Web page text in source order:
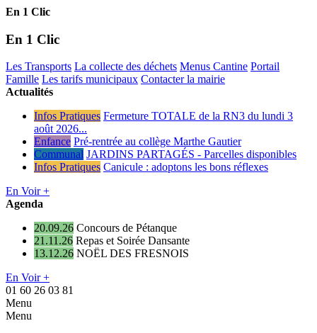
En 1 Clic
En 1 Clic
Les Transports La collecte des déchets Menus Cantine Portail
Famille Les tarifs municipaux Contacter la mairie
Actualités
Infos Pratiques Fermeture TOTALE de la RN3 du lundi 3
août 2026...
Enfance Pré-rentrée au collège Marthe Gautier
Communal JARDINS PARTAGÉS - Parcelles disponibles
Infos Pratiques Canicule : adoptons les bons réflexes
En Voir +
Agenda
20.09.26 Concours de Pétanque
21.11.26 Repas et Soirée Dansante
13.12.26 NOËL DES FRESNOIS
En Voir +
01 60 26 03 81
Menu
Menu